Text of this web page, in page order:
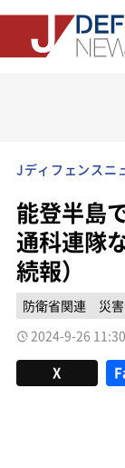
Jディフェンスニ
能登半島
通科連隊
続報）
防衛省関連 災
2024-9-26 11:30
X